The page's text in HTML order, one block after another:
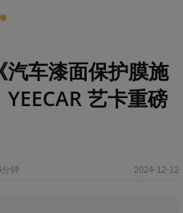
车漆面保护膜施
艺卡重磅
钟 2024-12-12